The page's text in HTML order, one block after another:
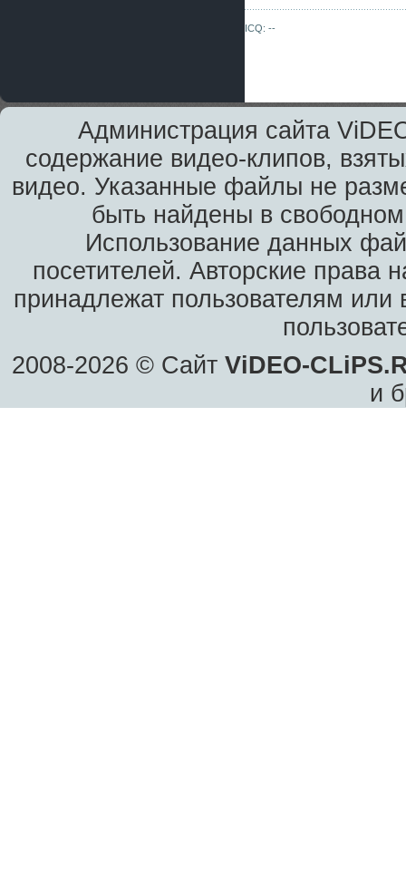
ICQ: --
Администрация сайта
содержание видео-клипов,
видео. Указанные файлы не
быть найдены в
Использование данных
посетителей. Авторские права
принадлежат пользователям или
2008-2026 © Сайт ViDEO-
и